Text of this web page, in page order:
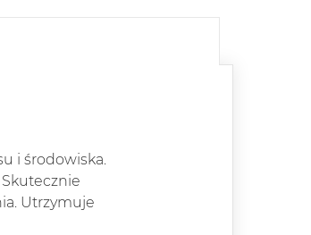
i środowiska.
Utrzymuje